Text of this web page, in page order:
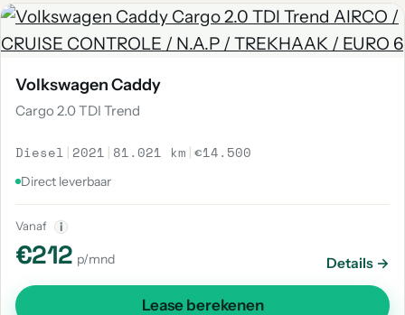
Volkswagen Caddy
Cargo 2.0 TDI Trend
Diesel | 2021 | 81.021 km |€14.500
Direct leverbaar
Vanaf i
€212 p/mnd Details →
Lease berekenen